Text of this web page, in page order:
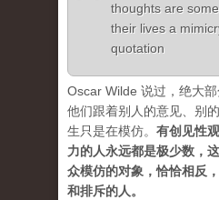
thoughts are
their lives a
quotation
Oscar Wilde 说过，绝大部
他们跟着别人的意见、别
生只是在模仿。 有创见性
力的人永远都是极少数，
众模仿的对象，恰恰相反
和排斥的人。